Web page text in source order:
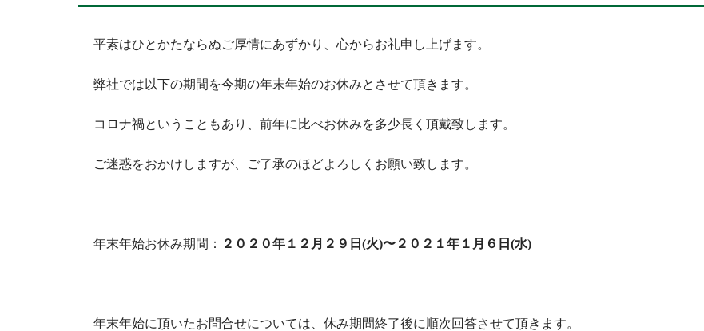
平素はひとかたならぬご厚情にあずかり、心からお礼申し上げます。
弊社では以下の期間を今期の年末年始のお休みとさせて頂きます。
コロナ禍ということもあり、前年に比べお休みを多少長く頂戴致します。
ご迷惑をおかけしますが、ご了承のほどよろしくお願い致します。
年末年始お休み期間： ２０２０年１２月２９日(火)〜２０２１年１月６日(水)
年末年始に頂いたお問合せについては、休み期間終了後に順次回答させて頂きます。